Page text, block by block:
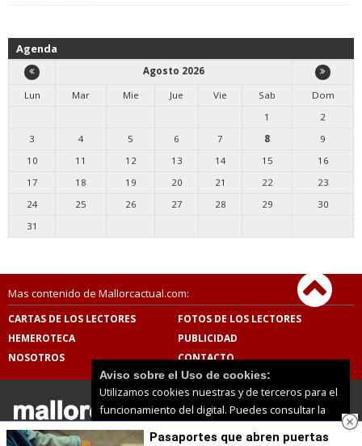
Agenda
Agosto 2026
Lun
Mar Mie Jue Vie Sab
Dom
1
2
3
4 5 6 7 8
9
10
11 12 13 14 15
16
17
18 19 20 21 22
23
24
25 26 27 28 29
30
31
Mas contenido de Mallorcactual.com:
CARTAS DE LOS LECTORES
FOTOS DE LOS LECTORES
HEMEROTECA
PUBLICIDAD
NOSOTROS
CONTACTO
Pasaportes que abren puertas
Aviso sobre el Uso de cookies:
Utilizamos cookies nuestras y de terceros para el
funcionamiento del digital. Puedes consultar la
lista de cookies y como desconectarlas.